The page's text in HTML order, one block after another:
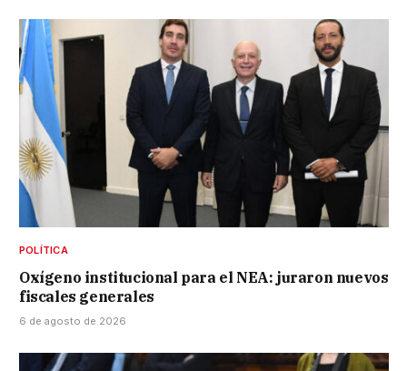
POLÍTICA
Oxígeno institucional para el NEA: juraron nuevos
fiscales generales
6 de agosto de 2026